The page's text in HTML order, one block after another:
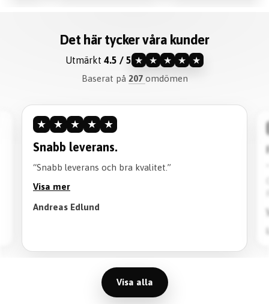
Det här tycker våra kunder
Utmärkt 4.5 / 5 ★ ★ ★ ★ ★
Baserat på 207 omdömen
★ ★ ★ ★ ★
Snabb leverans.
“Snabb leverans och bra kvalitet.”
Visa mer
Andreas Edlund
Visa alla